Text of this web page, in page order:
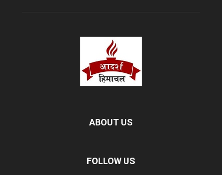
ABOUT US
FOLLOW US